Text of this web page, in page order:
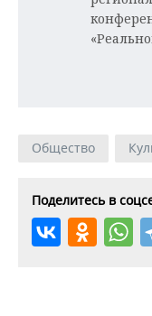
Общество
Поделитесь в